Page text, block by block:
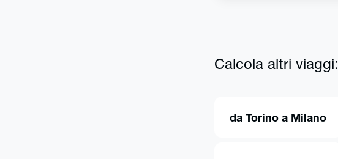
Calcola altri viaggi:
da Torino a Milano